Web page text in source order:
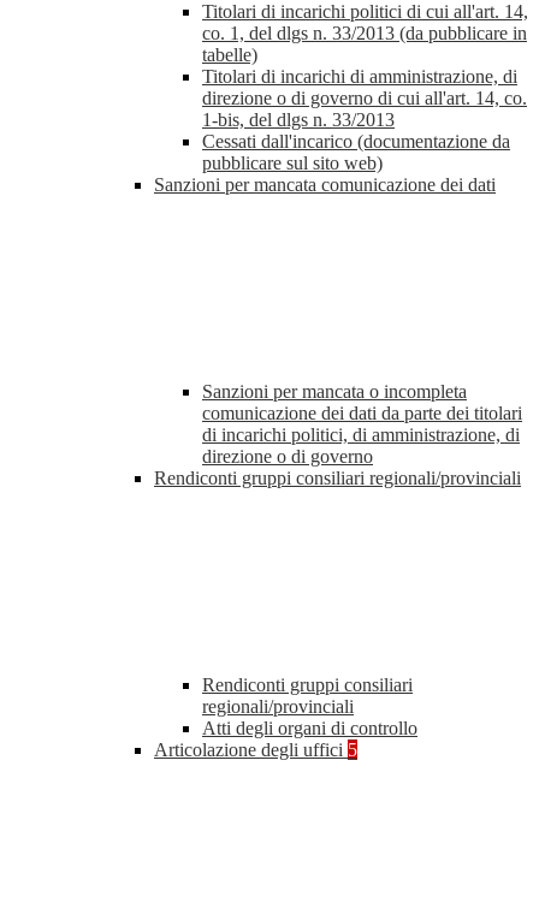
Titolari di incarichi politici di cui all'art. 14,
co. 1, del dlgs n. 33/2013 (da pubblicare in
tabelle)
Titolari di incarichi di amministrazione, di
direzione o di governo di cui all'art. 14, co.
1-bis, del dlgs n. 33/2013
Cessati dall'incarico (documentazione da
pubblicare sul sito web)
Sanzioni per mancata comunicazione dei dati
Sanzioni per mancata o incompleta
comunicazione dei dati da parte dei titolari
di incarichi politici, di amministrazione, di
direzione o di governo
Rendiconti gruppi consiliari regionali/provinciali
Rendiconti gruppi consiliari
regionali/provinciali
Atti degli organi di controllo
Articolazione degli uffici 5